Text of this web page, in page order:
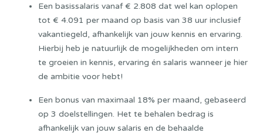
Een basissalaris vanaf € 2.808 dat wel kan oplopen
tot € 4.091 per maand op basis van 38 uur inclusief
vakantiegeld, afhankelijk van jouw kennis en ervaring.
Hierbij heb je natuurlijk de mogelijkheden om intern
te groeien in kennis, ervaring én salaris wanneer je hier
de ambitie voor hebt!
Een bonus van maximaal 18% per maand, gebaseerd
op 3 doelstellingen. Het te behalen bedrag is
afhankelijk van jouw salaris en de behaalde